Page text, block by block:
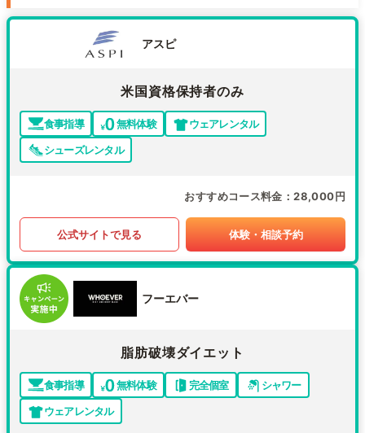
アスピ
米国資格保持者のみ
食事指導 無料体験
ウェアレンタル
シューズレンタル
おすすめコース料金 28,000円
公式サイトで見る 体験・相談予約
フーエバー
脂肪破壊ダイエット
食事指導 無料体験 完全個室
シャワー
ウェアレンタル